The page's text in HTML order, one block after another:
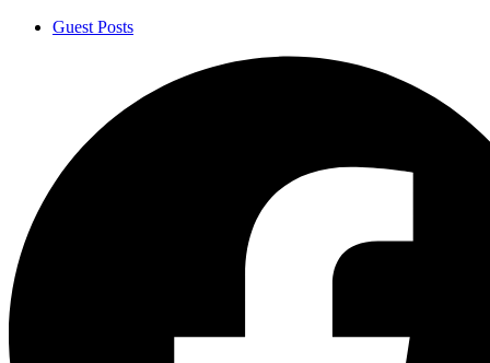
Guest Posts